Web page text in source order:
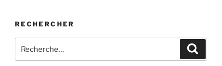
RECHERCHER
pour